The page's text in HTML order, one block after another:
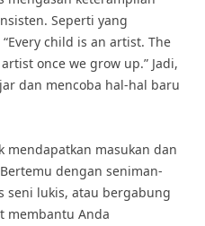
Seperti yang
child is an artist. The
once we grow up.” Jadi,
dan mencoba hal-hal baru
masukan dan
dengan seniman-
seni lukis, atau bergabung
membantu Anda